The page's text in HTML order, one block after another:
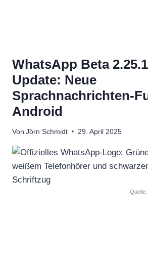
WhatsApp Beta
Update: Neue
Sprachnachrichten-
Android
Von Jörn Schmidt 29. April 2025